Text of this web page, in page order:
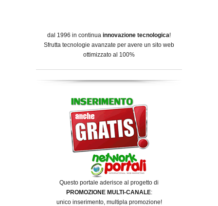
dal 1996 in continua innovazione tecnologica!
Sfrutta tecnologie avanzate per avere un sito web
ottimizzato al 100%
Questo portale aderisce al progetto di
PROMOZIONE MULTI-CANALE:
unico inserimento, multipla promozione!